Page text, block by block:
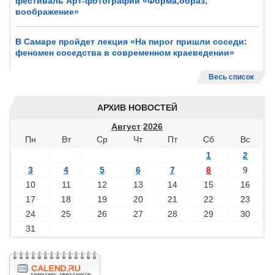
воображение»
В Самаре пройдет лекция «На пирог пришли соседи:
феномен соседства в современном краеведении»
Весь список
АРХИВ НОВОСТЕЙ
Август 2026
Пн
Вт Ср Чт Пт Сб
Вс
1
2
3
4 5 6 7 8
9
10
11 12 13 14 15
16
17
18 19 20 21 22
23
24
25 26 27 28 29
30
31